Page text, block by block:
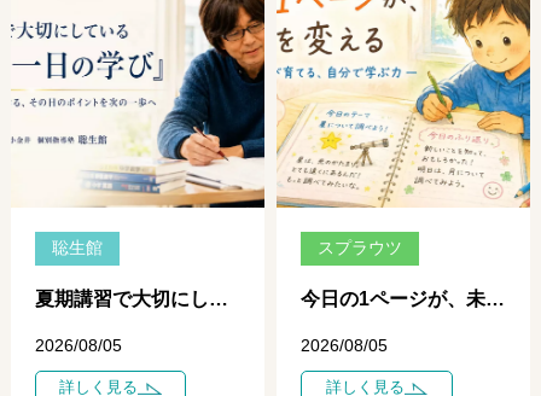
聡生館
夏期講習で大切にしている「一日、一日の学び」 ― 個別指導だからできる、その日のポイントを次の一歩につなげる学習 ―
2026/08/05
詳しく見る
スプラウツ
今日の1ページが、未来を変える ― 自学ノートが育てる、自分で学ぶ力 ―
2026/08/05
詳しく見る